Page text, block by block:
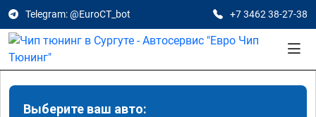
Telegram: @EuroCT_bot +7 3462 38-27-38
Выберите ваш авто: